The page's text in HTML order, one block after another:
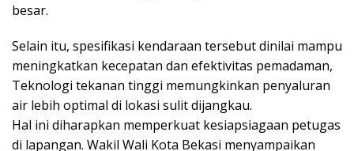
besar.
Selain itu, spesifikasi kendaraan tersebut dinilai mampu
meningkatkan kecepatan dan efektivitas pemadaman,
Teknologi tekanan tinggi memungkinkan penyaluran
air lebih optimal di lokasi sulit dijangkau.
Hal ini diharapkan memperkuat kesiapsiagaan petugas
di lapangan. Wakil Wali Kota Bekasi menyampaikan